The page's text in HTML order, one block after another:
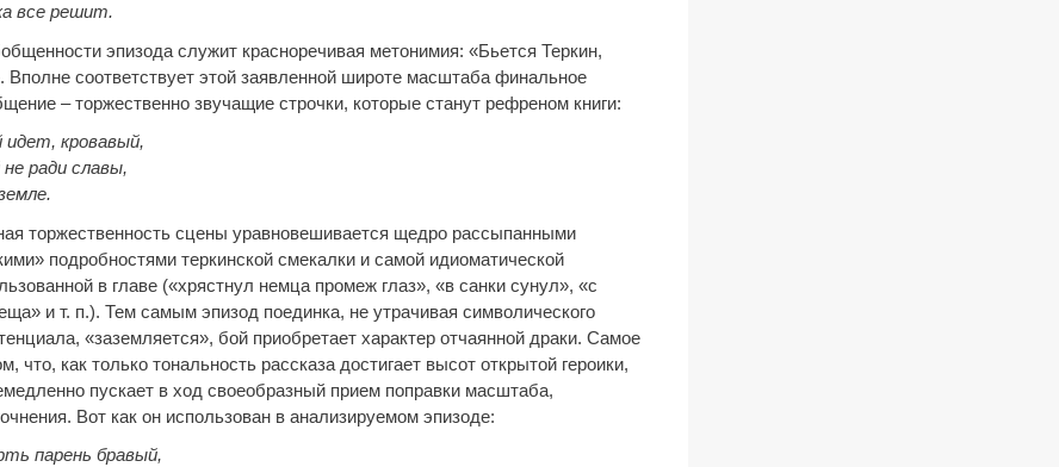
все решит.
эпизода служит красноречивая метонимия: «Бьется Теркин,
Вполне соответствует этой заявленной широте масштаба финальное
– торжественно звучащие строчки, которые станут рефреном книги:
кровавый,
ради славы,
торжественность сцены уравновешивается щедро рассыпанными
подробностями теркинской смекалки и самой идиоматической
в главе («хрястнул немца промеж глаз», «в санки сунул», «с
и т. п.). Тем самым эпизод поединка, не утрачивая символического
«заземляется», бой приобретает характер отчаянной драки. Самое
что, как только тональность рассказа достигает высот открытой героики,
пускает в ход своеобразный прием поправки масштаба,
Вот как он использован в анализируемом эпизоде:
парень бравый,